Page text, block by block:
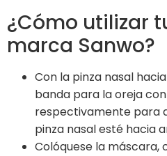
¿Cómo utilizar
marca Sanwo?
Con la pinza nasal
banda para la oreja
respectivamente para
pinza nasal esté hacia
Colóquese la máscara,